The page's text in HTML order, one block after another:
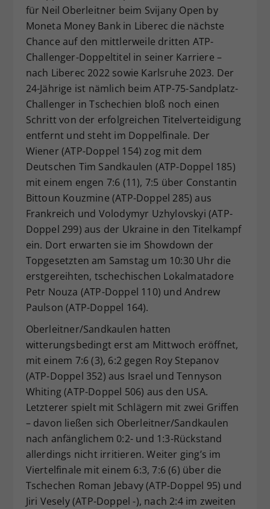
für Neil Oberleitner beim Svijany Open by
Moneta Money Bank in Liberec die nächste
Chance auf den mittlerweile dritten ATP-
Challenger-Doppeltitel in seiner Karriere –
nach Liberec 2022 sowie Karlsruhe 2023. Der
24-Jährige ist nämlich beim ATP-75-Sandplatz-
Challenger in Tschechien bloß noch einen
Schritt von der erfolgreichen Titelverteidigung
entfernt und steht im Doppelfinale. Der
Wiener (ATP-Doppel 154) zog mit dem
Deutschen Tim Sandkaulen (ATP-Doppel 185)
mit einem engen 7:6 (11), 7:5 über Constantin
Bittoun Kouzmine (ATP-Doppel 285) aus
Frankreich und Volodymyr Uzhylovskyi (ATP-
Doppel 299) aus der Ukraine in den Titelkampf
ein. Dort erwarten sie im Showdown der
Topgesetzten am Samstag um 10:30 Uhr die
erstgereihten, tschechischen Lokalmatadore
Petr Nouza (ATP-Doppel 110) und Andrew
Paulson (ATP-Doppel 164).
Oberleitner/Sandkaulen hatten
witterungsbedingt erst am Mittwoch eröffnet,
mit einem 7:6 (3), 6:2 gegen Roy Stepanov
(ATP-Doppel 352) aus Israel und Tennyson
Whiting (ATP-Doppel 506) aus den USA.
Letzterer spielt mit Schlägern mit zwei Griffen
– davon ließen sich Oberleitner/Sandkaulen
nach anfänglichem 0:2- und 1:3-Rückstand
allerdings nicht irritieren. Weiter ging’s im
Viertelfinale mit einem 6:3, 7:6 (6) über die
Tschechen Roman Jebavy (ATP-Doppel 95) und
Jiri Vesely (ATP-Doppel -), nach 2:4 im zweiten
Zweck
Dieser Wert speichert Ihre Consent-
Einstellungen. Unter anderem eine
zufällig generierte ID, für die
historische Speicherung Ihrer
vorgenommen Einstellungen, falls der
hat.